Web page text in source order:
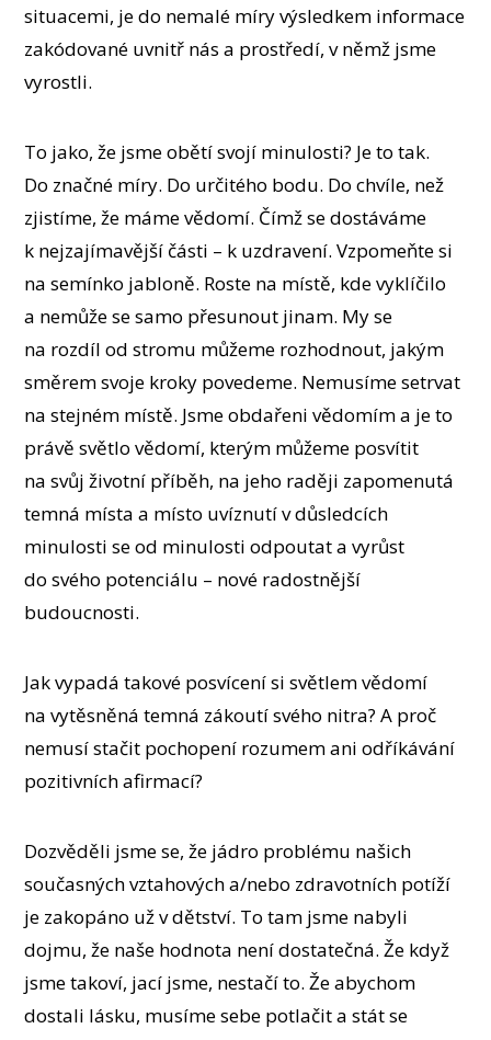
situacemi, je do nemalé míry výsledkem informace
zakódované uvnitř nás a prostředí, v němž jsme
vyrostli.
To jako, že jsme obětí svojí minulosti? Je to tak.
Do značné míry. Do určitého bodu. Do chvíle, než
zjistíme, že máme vědomí. Čímž se dostáváme
k nejzajímavější části – k uzdravení. Vzpomeňte si
na semínko jabloně. Roste na místě, kde vyklíčilo
a nemůže se samo přesunout jinam. My se
na rozdíl od stromu můžeme rozhodnout, jakým
směrem svoje kroky povedeme. Nemusíme setrvat
na stejném místě. Jsme obdařeni vědomím a je to
právě světlo vědomí, kterým můžeme posvítit
na svůj životní příběh, na jeho raději zapomenutá
temná místa a místo uvíznutí v důsledcích
minulosti se od minulosti odpoutat a vyrůst
do svého potenciálu – nové radostnější
budoucnosti.
Jak vypadá takové posvícení si světlem vědomí
na vytěsněná temná zákoutí svého nitra? A proč
nemusí stačit pochopení rozumem ani odříkávání
pozitivních afirmací?
Dozvěděli jsme se, že jádro problému našich
současných vztahových a/nebo zdravotních potíží
je zakopáno už v dětství. To tam jsme nabyli
dojmu, že naše hodnota není dostatečná. Že když
jsme takoví, jací jsme, nestačí to. Že abychom
dostali lásku, musíme sebe potlačit a stát se